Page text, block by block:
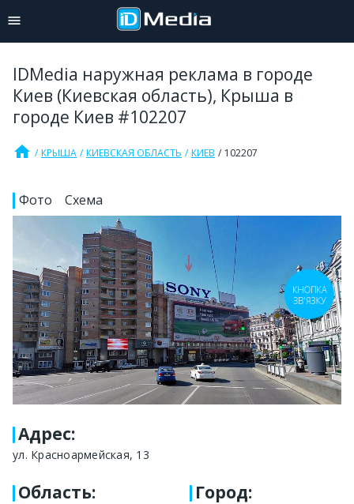
IDMedia наружная реклама в городе
Киев (Киевская область), Крыша в
городе Киев #102207
home КРЫША КИЕВСКАЯ ОБЛАСТЬ КИЕВ 102207
Фото Схема
Адрес:
ул. Красноармейская, 13
Область: Город:
КНОПКА
ЗВ'ЯЗКУ